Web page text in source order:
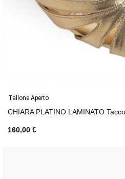
Tallone Aperto
CHIARA PLATINO LAMINATO
160,00 €